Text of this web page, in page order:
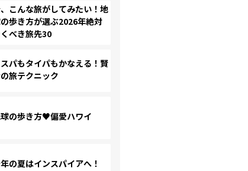
こんな旅がしてみたい！地
歩き方が選ぶ2026年絶対
べき旅先30
パもタイパもかなえる！賢
旅テクニック
の歩き方♥偏愛ハワイ
の夏はインスパイアへ！